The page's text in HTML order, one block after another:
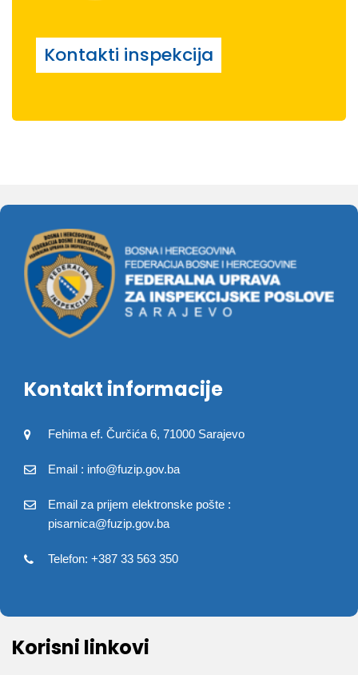
Kontakti inspekcija
Kontakt informacije
Fehima ef. Čurčića 6, 71000 Sarajevo
Email : info@fuzip.gov.ba
Email za prijem elektronske pošte :
pisarnica@fuzip.gov.ba
Telefon: +387 33 563 350
Korisni linkovi